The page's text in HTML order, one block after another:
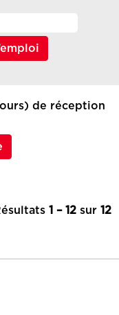
de réception
1 – 12 sur 12